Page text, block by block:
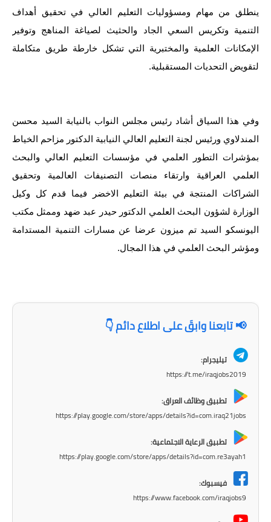
المرحلة المتوسطة
المرحلة الاعدادية
المرحلة المتوسطة
المرحلة الاعدادية
كتب مدرسية
المرحلة الابتدائية
المرحلة المتوسطة
المرحلة الابتدائية
المرحلة المتوسطة
ينطلق من مهام ومسؤوليات التعليم العالي في تحقيق أهداف
التنمية وتكريس السعي الجاد والحثيث لصياغة المناهج وتوفير
الإمكانات العلمية والمختبرية التي تشكل خارطة طريق متكاملة
لتقويض التحديات المستقبلية.
وفي هذا السياق أشاد رئيس مجلس النواب بالنيابة السيد محسن
المندلاوي ورئيس لجنة التعليم العالي النيابية الدكتور مزاحم الخياط
بمؤشرات التطور العلمي في مؤسسات التعليم العالي والبحث
العلمي العراقية وارتقاء منصات التصنيفات العالمية وتحقيق
الشراكات المنتجة في بيئة التعليم الاخضر فيما قدم كل وكيل
الوزارة لشؤون البحث العلمي الدكتور حيدر عبد ضهد وممثل مكتب
اليونسكو السيد تم ميزون عرضا عن مسارات التنمية المستدامة
ومؤشر البحث العلمي في هذا المجال.
📢 تابعنا وابقَ على اطلاع دائم 👇
تيليجرام:
https://t.me/iraqjobs2019
تطبيق وظائف العراق:
https://play.google.com/store/apps/details?id=com.iraq21jobs
تطبيق الرعاية الاجتماعية:
https://play.google.com/store/apps/details?id=com.re3ayah1
فيسبوك:
https://www.facebook.com/iraqjobs9